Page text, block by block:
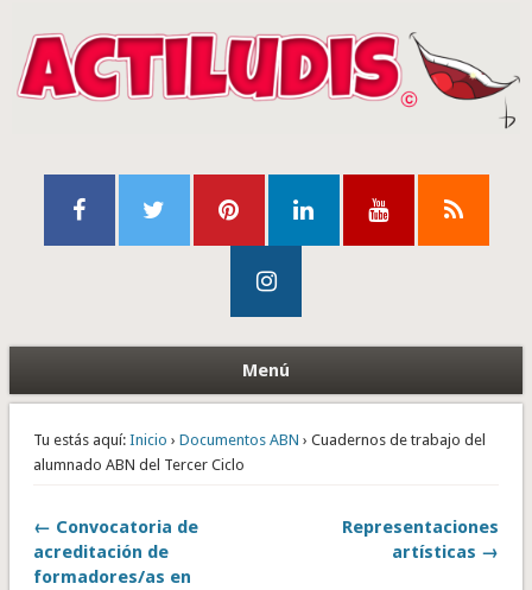
Menú
Tu estás aquí: Inicio › Documentos ABN › Cuadernos de trabajo del
alumnado ABN del Tercer Ciclo
← Convocatoria de
acreditación de
formadores/as en
Representaciones
artísticas →